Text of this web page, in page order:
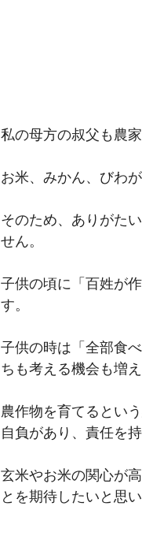
私の母方の叔父も農家
お米、みかん、びわ
そのため、ありがた
せん。
子供の頃に「百姓が
す。
子供の時は「全部食
ちも考える機会も増え
農作物を育てるとい
自負があり、責任を
玄米やお米の関心が
とを期待したいと思い